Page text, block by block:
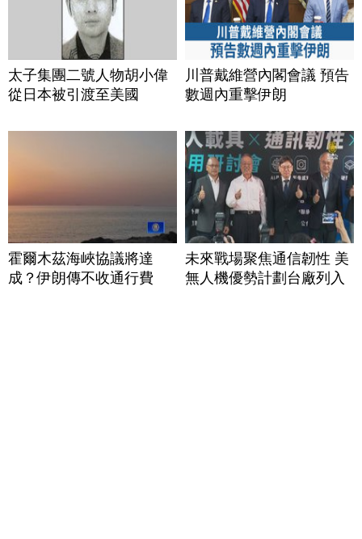
太子集團二號人物胡小偉
從日本被引渡至美國
川普戴維營內閣會議 預告
數週內重擊伊朗
霍爾木茲海峽協議將達
成？伊朗傳不收通行費
未來戰場聚焦通信韌性 美
無人機優勢計劃台廠列入